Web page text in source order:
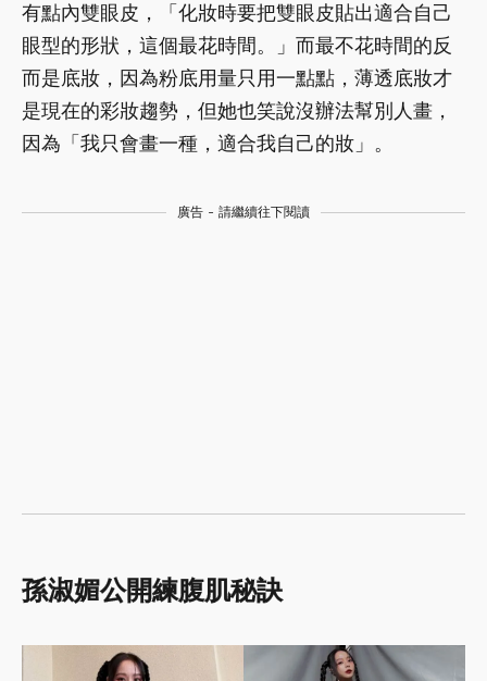
有點內雙眼皮，「化妝時要把雙眼皮貼出適合自己
眼型的形狀，這個最花時間。」而最不花時間的反
而是底妝，因為粉底用量只用一點點，薄透底妝才
是現在的彩妝趨勢，但她也笑說沒辦法幫別人畫，
因為「我只會畫一種，適合我自己的妝」。
廣告 - 請繼續往下閱讀
孫淑媚公開練腹肌秘訣